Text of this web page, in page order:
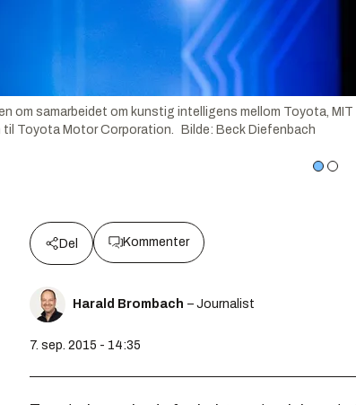
om samarbeidet om kunstig intelligens mellom Toyota,
Toyota Motor Corporation.
Bilde: Beck Diefenbach
Del Kommenter
Harald Brombach – Journalist
7. sep. 2015 - 14:35